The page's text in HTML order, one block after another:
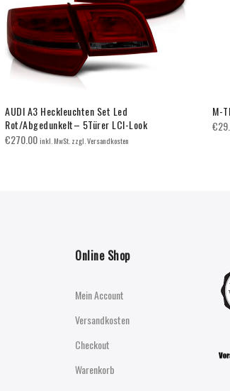
AUDI A3 Heckleuchten Set Led
Rot/Abgedunkelt– 5Türer LCI-Look
€270.00inkl. MwSt. zzgl. Versandkosten
M-
€
Online Shop
Mein Account
Versandkosten
Checkout
Warenkorb